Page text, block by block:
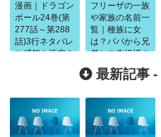
漫画｜ドラゴン
ボール24巻(第
277話～第288
話)3行ネタバレ
と感想｜悟空ナ
フリーザの一族
や家族の名前一
覧｜種族に女
は？パパから兄
弟とご先祖様ま
で！
最新記事 -